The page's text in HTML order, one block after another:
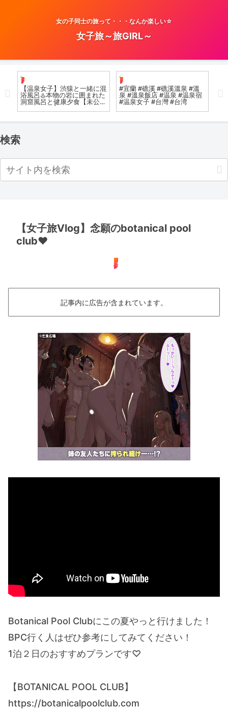
女の子同士の旅って・・・なんか楽しい☆
女子旅～旅GIRL～
だ
お風呂女子こての
【温泉女子】渋猿と一緒に混
浴風呂♨️本物の岩に囲まれた
洞窟風呂と健康夕食【未公開
温泉女子
#宜蘭 #礁溪 #礁溪溫泉 #溫
泉 #溫泉飯店 #温泉 #温泉宿
#温泉女子 #台灣 #台湾
[
検索
【女子旅Vlog】念願のbotanical pool
club♥️
女子旅
記事内に広告が含まれています。
Botanical Pool Clubにこの夏やっと行けました！
BPC行く人はぜひ参考にしてみてください！
1泊２日のおすすめプランです♡
【BOTANICAL POOL CLUB】
https://botanicalpoolclub.com